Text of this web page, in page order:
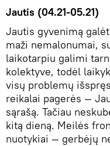
Jautis (04.21-05.21)
Jautis gyvenimą
maži nemalonumai,
laikotarpiu galimi
kolektyve, todėl
visų problemų
reikalai pagerės —
sąrašą. Tačiau
kitą dieną. Meilės
nuotykiai — gerbėjų